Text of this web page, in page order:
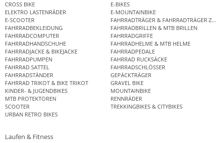
CROSS BIKE
E-BIKES
ELEKTRO LASTENRÄDER
E-MOUNTAINBIKE
E-SCOOTER
FAHRRADTRÄGER & FAHRRADTRÄGER
FAHRRADBEKLEIDUNG
FAHRRADBRILLEN & MTB BRILLEN
FAHRRADCOMPUTER
FAHRRADGRIFFE
FAHRRADHANDSCHUHE
FAHRRADHELME & MTB HELME
FAHRRADJACKE & BIKEJACKE
FAHRRADPEDALE
FAHRRADPUMPEN
FAHRRAD RUCKSÄCKE
FAHRRAD SATTEL
FAHRRADSCHLÖSSER
FAHRRADSTÄNDER
GEPÄCKTRÄGER
FAHRRAD TRIKOT & BIKE TRIKOT
GRAVEL BIKE
KINDER- & JUGENDBIKES
MOUNTAINBIKE
MTB PROTEKTOREN
RENNRÄDER
SCOOTER
TREKKINGBIKES & CITYBIKES
URBAN RETRO BIKES
Laufen & Fitness